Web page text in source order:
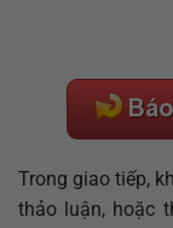
Trong giao tiếp,
thảo luận, hoặc